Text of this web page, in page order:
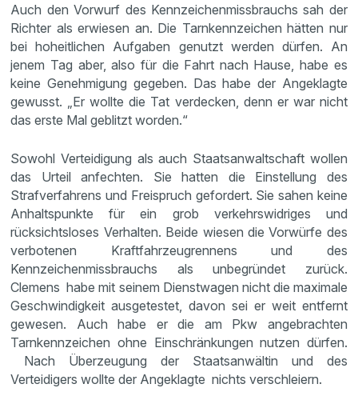
Auch den Vorwurf des Kennzeichenmissbrauchs sah der
Richter als erwiesen an. Die Tarnkennzeichen hätten nur
bei hoheitlichen Aufgaben genutzt werden dürfen. An
jenem Tag aber, also für die Fahrt nach Hause, habe es
keine Genehmigung gegeben. Das habe der Angeklagte
gewusst. „Er wollte die Tat verdecken, denn er war nicht
das erste Mal geblitzt worden.“
Sowohl Verteidigung als auch Staatsanwaltschaft wollen
das Urteil anfechten. Sie hatten die Einstellung des
Strafverfahrens und Freispruch gefordert. Sie sahen keine
Anhaltspunkte für ein grob verkehrswidriges und
rücksichtsloses Verhalten. Beide wiesen die Vorwürfe des
verbotenen Kraftfahrzeugrennens und des
Kennzeichenmissbrauchs als unbegründet zurück.
Clemens habe mit seinem Dienstwagen nicht die maximale
Geschwindigkeit ausgetestet, davon sei er weit entfernt
gewesen. Auch habe er die am Pkw angebrachten
Tarnkennzeichen ohne Einschränkungen nutzen dürfen.
Nach Überzeugung der Staatsanwältin und des
Verteidigers wollte der Angeklagte nichts verschleiern.